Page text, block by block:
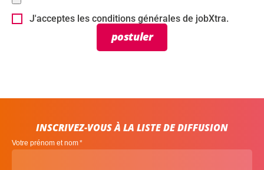
J'acceptes les conditions générales de jobXtra.
postuler
INSCRIVEZ-VOUS À LA LISTE DE DIFFUSION
Votre prénom et nom